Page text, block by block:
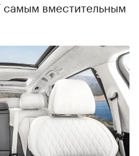
самым вместительным